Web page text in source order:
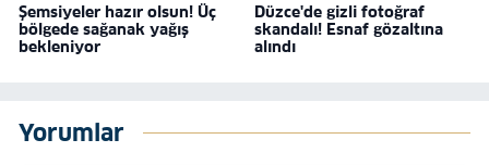
Şemsiyeler hazır olsun! Üç
bölgede sağanak yağış
bekleniyor
Düzce'de gizli fotoğraf
skandalı! Esnaf gözaltına
alındı
Yorumlar